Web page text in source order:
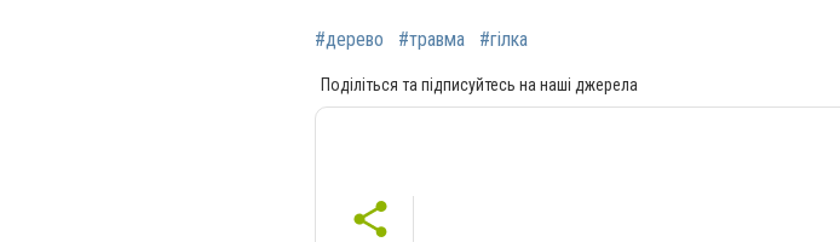
#дерево #травма #гілка
Поділіться та підписуйтесь на наші джерела